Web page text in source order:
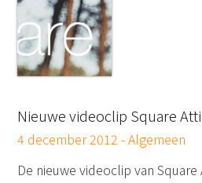
Nieuwe videoclip Square
4 december 2012 -Algemeen
De nieuwe videoclip van